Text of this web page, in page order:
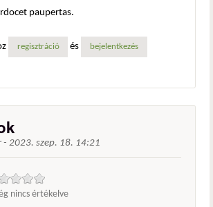
paupertas.
regisztráció és bejelentkezés
- 2023. szep. 18. 14:21
nincs értékelve